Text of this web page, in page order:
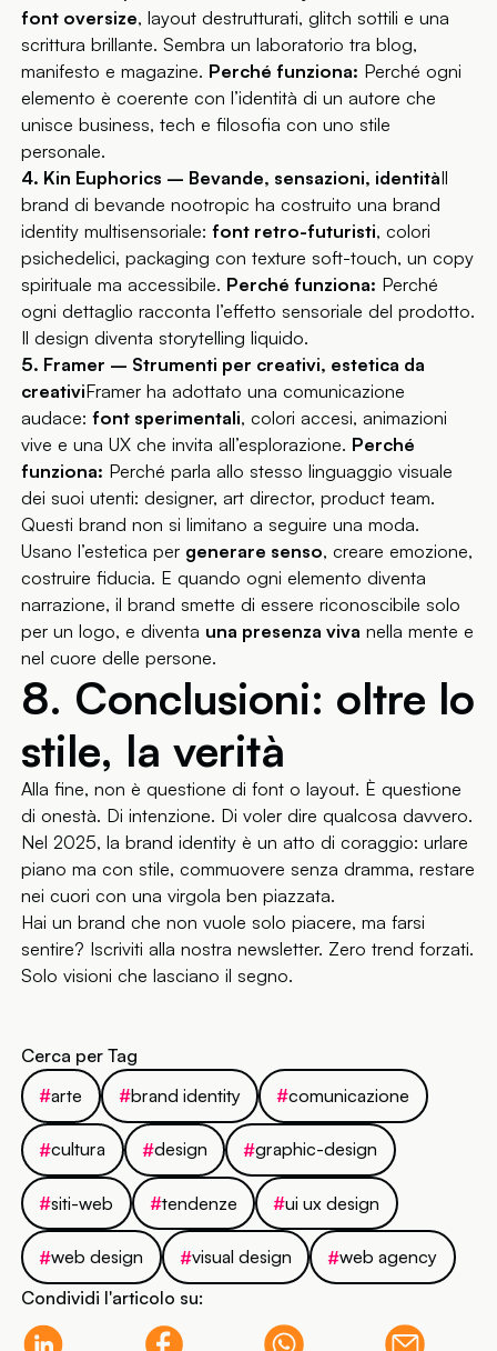
font oversize, layout destrutturati, glitch sottili e una
scrittura brillante. Sembra un laboratorio tra blog,
manifesto e magazine. Perché funziona: Perché ogni
elemento è coerente con l’identità di un autore che
unisce business, tech e filosofia con uno stile
personale.
4. Kin Euphorics – Bevande, sensazioni, identitàIl
brand di bevande nootropic ha costruito una brand
identity multisensoriale:font retro-futuristi, colori
psichedelici, packaging con texture soft-touch, un copy
spirituale ma accessibile. Perché funziona: Perché
ogni dettaglio racconta l’effetto sensoriale del prodotto.
Il design diventa storytelling liquido.
5. Framer – Strumenti per creativi, estetica da
creativiFramer ha adottato una comunicazione
audace:font sperimentali, colori accesi, animazioni
vive e una UX che invita all’esplorazione. Perché
funziona: Perché parla allo stesso linguaggio visuale
dei suoi utenti: designer, art director, product team.
Questi brand non si limitano a seguire una moda.
Usano l’estetica per generare senso, creare emozione,
costruire fiducia. E quando ogni elemento diventa
narrazione, il brand smette di essere riconoscibile solo
per un logo, e diventa una presenza viva nella mente e
nel cuore delle persone.
8. Conclusioni: oltre lo
stile, la verità
Alla fine, non è questione di font o layout. È questione
di onestà. Di intenzione. Di voler dire qualcosa davvero.
Nel 2025, la brand identity è un atto di coraggio: urlare
piano ma con stile, commuovere senza dramma, restare
nei cuori con una virgola ben piazzata.
Hai un brand che non vuole solo piacere, ma farsi
sentire? Iscriviti alla nostra newsletter. Zero trend forzati.
Solo visioni che lasciano il segno.
Cerca per Tag
#arte #brand identity #comunicazione
#cultura #design #graphic-design
#siti-web #tendenze #ui ux design
#web design #visual design #web agency
Condividi l'articolo su: